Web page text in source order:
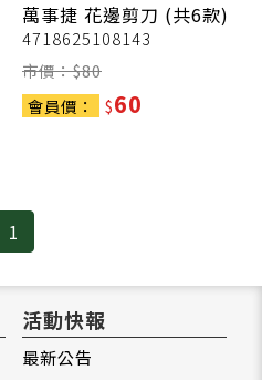
萬事捷 花邊剪刀 (共6款)
4718625108143
市價：$80
會員價：
$60
1
活動快報
最新公告